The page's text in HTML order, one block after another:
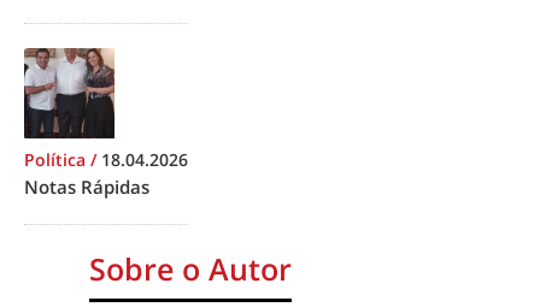
Política / 18.04.2026
Notas Rápidas
Sobre o Autor